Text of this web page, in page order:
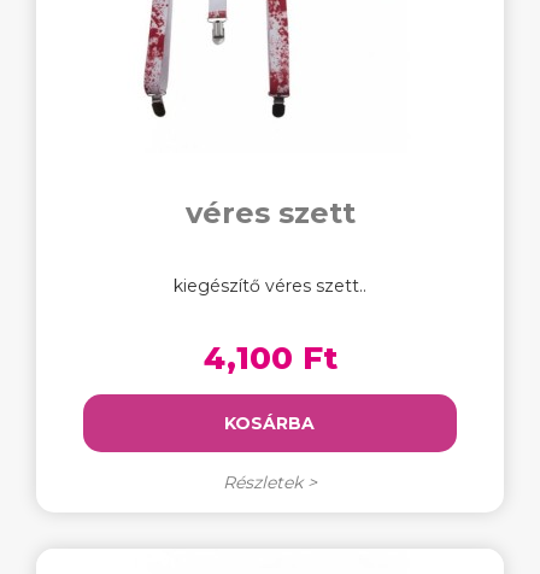
véres szett
kiegészítő véres szett..
4,100 Ft
KOSÁRBA
Részletek >